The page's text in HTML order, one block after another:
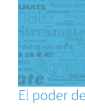
El poder